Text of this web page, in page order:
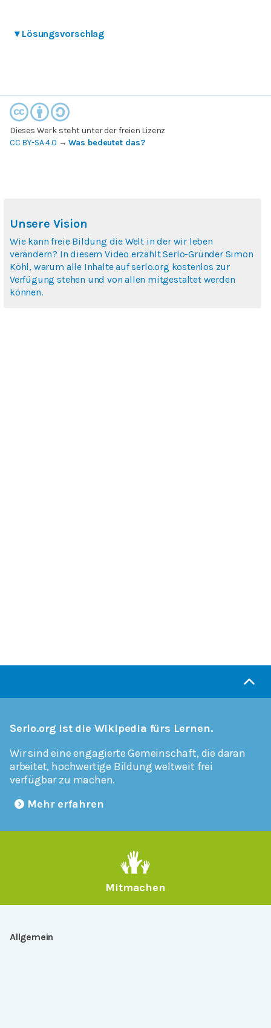
▾ Lösungsvorschlag
Dieses Werk steht unter der freien Lizenz
CC BY-SA 4.0 →Was bedeutet das?
Unsere Vision
Wie kann freie Bildung die Welt in der wir leben
verändern? In diesem Video erzählt Serlo-Gründer Simon
Köhl, warum alle Inhalte auf serlo.org kostenlos zur
Verfügung stehen und von allen mitgestaltet werden
können.
Serlo.org ist die Wikipedia fürs Lernen.
Wir sind eine engagierte Gemeinschaft, die daran
arbeitet, hochwertige Bildung weltweit frei
verfügbar zu machen.
Mehr erfahren
Mitmachen
Allgemein